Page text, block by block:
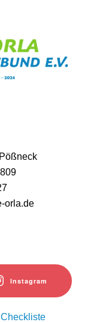
orla.de
Instagram
Checkliste